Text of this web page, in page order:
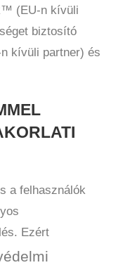
(EU-n kívüli
biztosító
kívüli partner) és
a felhasználók
Ezért